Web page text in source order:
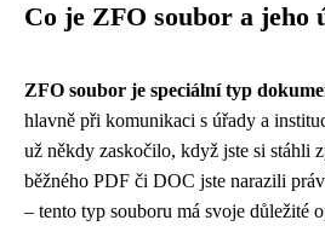
Co je ZFO soubor a jeho
ZFO soubor je speciální typ
hlavně při komunikaci s úřady a
už někdy zaskočilo, když jste si stáhli
běžného PDF či DOC jste narazili
– tento typ souboru má svoje důležité